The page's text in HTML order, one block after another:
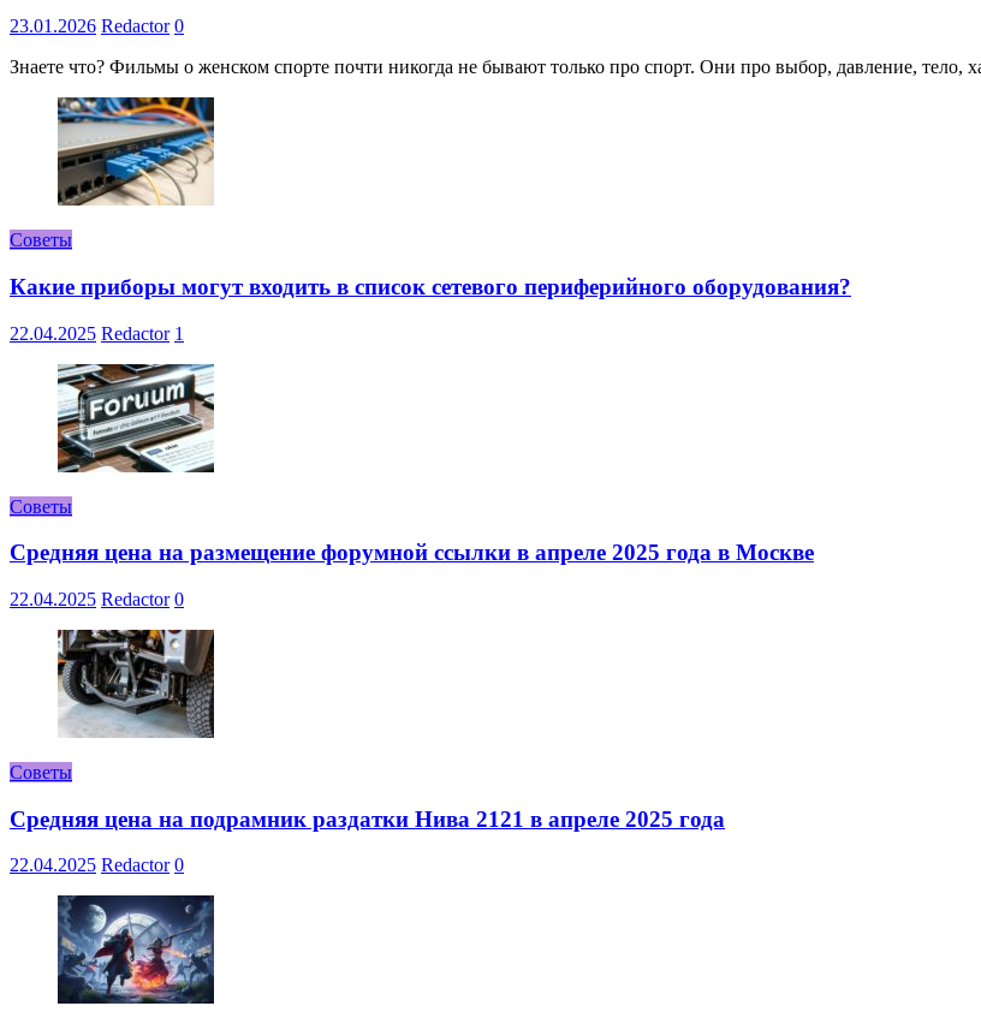
23.01.2026 Redactor 0
Знаете что? Фильмы о женском спорте почти никогда не бывают только про спорт. Они про выбор, давление, тело,
Советы
Какие приборы могут входить в список сетевого периферийного оборудования?
22.04.2025 Redactor 1
Советы
Средняя цена на размещение форумной ссылки в апреле 2025 года в Москве
22.04.2025 Redactor 0
Советы
Средняя цена на подрамник раздатки Нива 2121 в апреле 2025 года
22.04.2025 Redactor 0